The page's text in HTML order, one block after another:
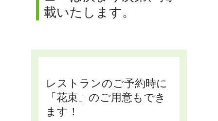
載いたします。
レストランのご予約時に
「花束」のご用意もでき
ます！